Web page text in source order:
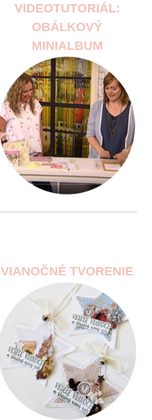
VIDEOTUTORIÁL:
OBÁLKOVÝ
MINIALBUM
VIANOČNÉ TVORENIE